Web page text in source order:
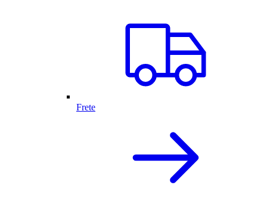
Frete